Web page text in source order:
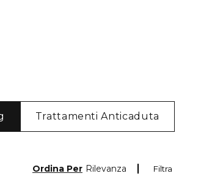
Trattamenti Anticaduta
Filtra
Ordina Per Rilevanza